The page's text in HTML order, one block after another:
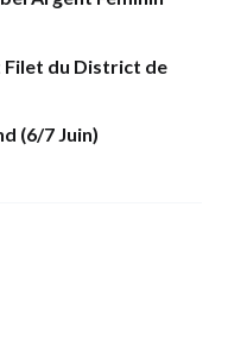
Filet du District de
(6/7 Juin)